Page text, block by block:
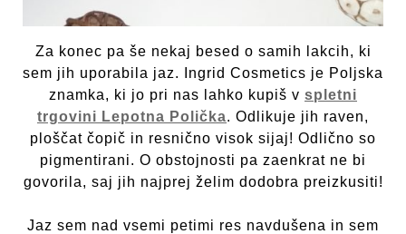
Za konec pa še nekaj besed o samih lakcih, ki
sem jih uporabila jaz. Ingrid Cosmetics je Poljska
znamka, ki jo pri nas lahko kupiš v spletni
trgovini Lepotna Polička. Odlikuje jih raven,
ploščat čopič in resnično visok sijaj! Odlično so
pigmentirani. O obstojnosti pa zaenkrat ne bi
govorila, saj jih najprej želim dodobra preizkusiti!
Jaz sem nad vsemi petimi res navdušena in sem